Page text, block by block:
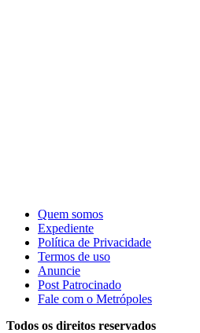
Quem somos
Expediente
Política de Privacidade
Termos de uso
Anuncie
Post Patrocinado
Fale com o Metrópoles
Todos os direitos reservados